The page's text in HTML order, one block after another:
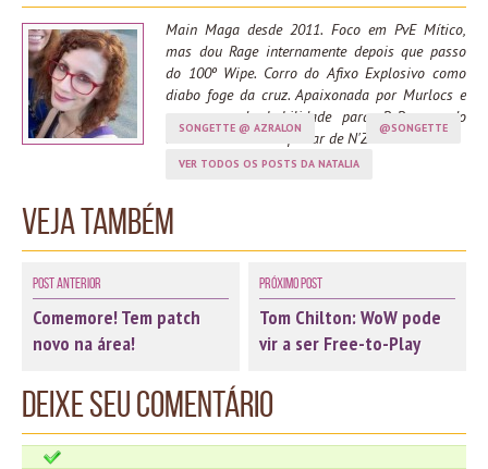
Main Maga desde 2011. Foco em PvE Mítico,
mas dou Rage internamente depois que passo
do 100º Wipe. Corro do Afixo Explosivo como
diabo foge da cruz. Apaixonada por Murlocs e
com zero de habilidade para PvP, aguardo
ansiosamente o despertar de N'Zoth.
SONGETTE @ AZRALON @SONGETTE
VER TODOS OS POSTS DA NATALIA
Veja também
Post Anterior
Comemore! Tem patch
novo na área!
Próximo Post
Tom Chilton: WoW pode
vir a ser Free-to-Play
Deixe seu comentário